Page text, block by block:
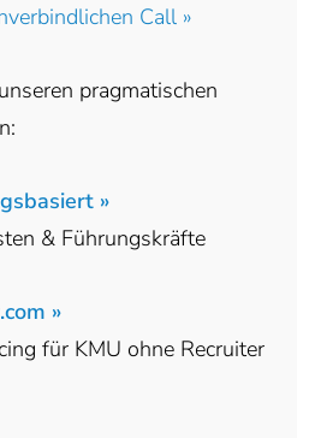
Call »
pragmatischen
»
& Führungskräfte
»
für KMU ohne Recruiter